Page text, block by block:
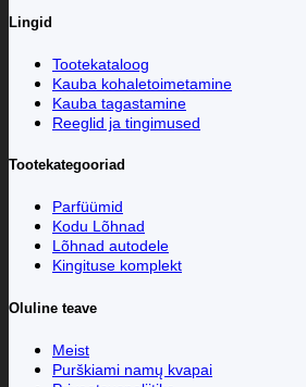
Lingid
Tootekataloog
Kauba kohaletoimetamine
Kauba tagastamine
Reeglid ja tingimused
Tootekategooriad
Parfüümid
Kodu Lõhnad
Lõhnad autodele
Kingituse komplekt
Oluline teave
Meist
Purškiami namų kvapai